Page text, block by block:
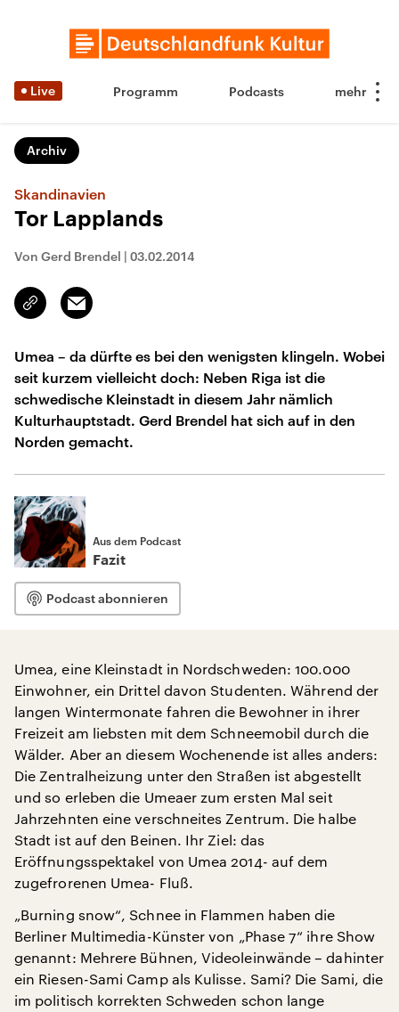
Live Programm Podcasts
Archiv
Skandinavien
Tor Lapplands
Von Gerd Brendel | 03.02.2014
Link
kopieren/teilen
Email
Umea – da dürfte es bei den wenigsten klingeln. Wobei
seit kurzem vielleicht doch: Neben Riga ist die
schwedische Kleinstadt in diesem Jahr nämlich
Kulturhauptstadt. Gerd Brendel hat sich auf in den
Norden gemacht.
Aus dem Podcast
Fazit
Podcast abonnieren
Umea, eine Kleinstadt in Nordschweden: 100.000
Einwohner, ein Drittel davon Studenten. Während der
langen Wintermonate fahren die Bewohner in ihrer
Freizeit am liebsten mit dem Schneemobil durch die
Wälder. Aber an diesem Wochenende ist alles anders:
Die Zentralheizung unter den Straßen ist abgestellt
und so erleben die Umeaer zum ersten Mal seit
Jahrzehnten eine verschneites Zentrum. Die halbe
Stadt ist auf den Beinen. Ihr Ziel: das
Eröffnungsspektakel von Umea 2014- auf dem
zugefrorenen Umea- Fluß.
„Burning snow“, Schnee in Flammen haben die
Berliner Multimedia-Künster von „Phase 7“ ihre Show
genannt: Mehrere Bühnen, Videoleinwände – dahinter
ein Riesen-Sami Camp als Kulisse. Sami? Die Sami, die
im politisch korrekten Schweden schon lange